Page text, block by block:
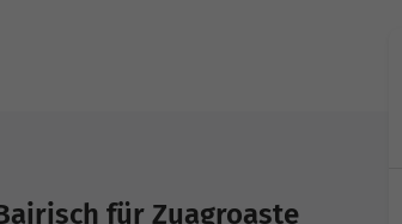
für Zuagroaste